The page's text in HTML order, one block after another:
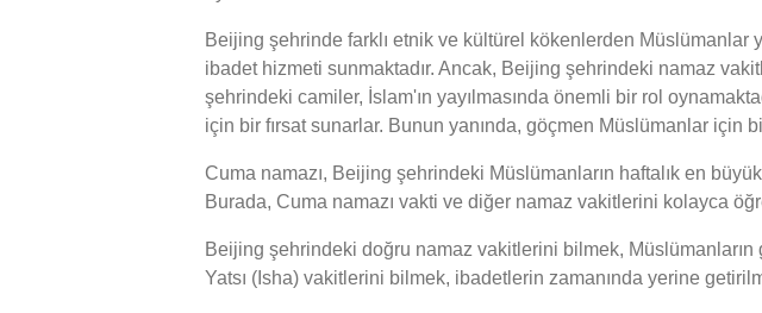
Beijing şehrinde farklı etnik ve kültürel kökenlerden
ibadet hizmeti sunmaktadır. Ancak, Beijing şehrindeki namaz
şehrindeki camiler, İslam'ın yayılmasında önemli bir rol
için bir fırsat sunarlar. Bunun yanında, göçmen Müslümanlar için
Cuma namazı, Beijing şehrindeki Müslümanların haftalık en
Burada, Cuma namazı vakti ve diğer namaz vakitlerini kolayca
Beijing şehrindeki doğru namaz vakitlerini bilmek,
Yatsı (Isha) vakitlerini bilmek, ibadetlerin zamanında yerine